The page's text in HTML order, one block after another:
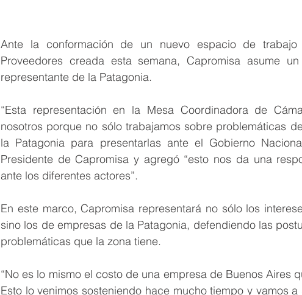
Ante la conformación de un nuevo espacio de
Proveedores creada esta semana, Capromisa asume
representante de la Patagonia.
“Esta representación en la Mesa Coordinadora de
nosotros porque no sólo trabajamos sobre problemáticas
la Patagonia para presentarlas ante el Gobierno
Presidente de Capromisa y agregó “esto nos da una
ante los diferentes actores”.
En este marco, Capromisa representará no sólo los
sino los de empresas de la Patagonia, defendiendo las
problemáticas que la zona tiene.
“No es lo mismo el costo de una empresa de Buenos Aires
Esto lo venimos sosteniendo hace mucho tiempo y vamos